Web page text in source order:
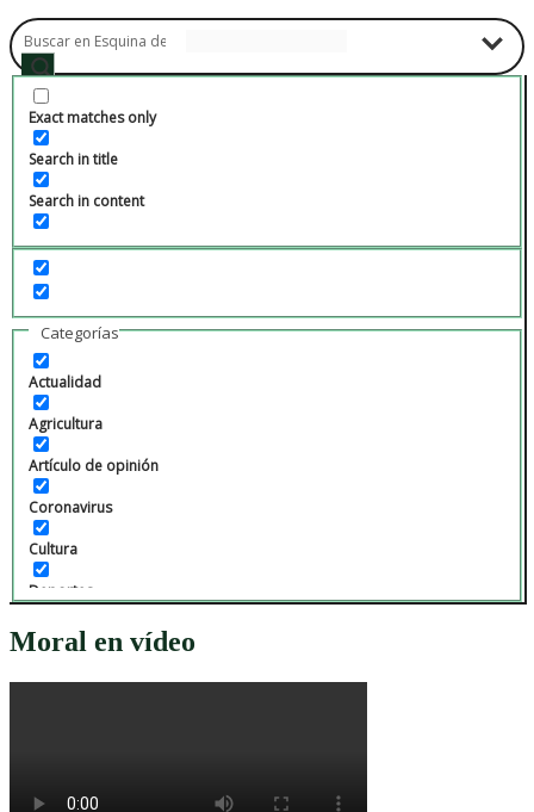
Exact matches only
Search in title
Search in content
Categorías
Actualidad
Agricultura
Artículo de opinión
Coronavirus
Cultura
Deportes
Economía
Local
Moral en vídeo